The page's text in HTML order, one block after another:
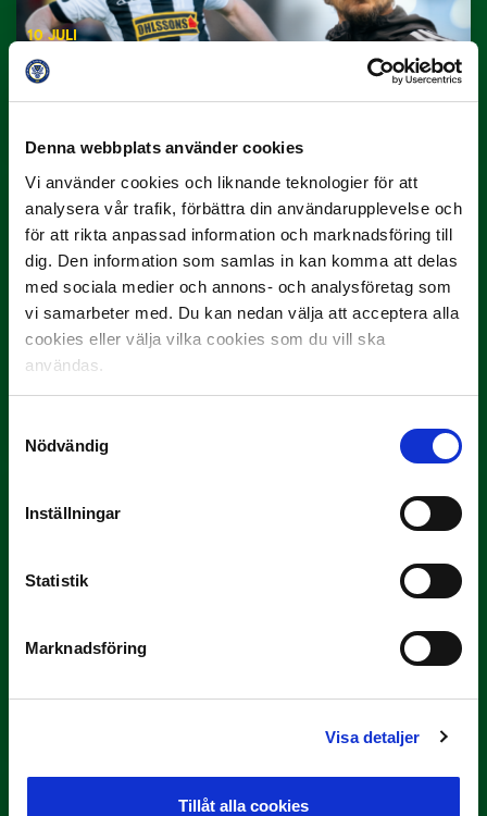
Denna webbplats använder cookies
Vi använder cookies och liknande teknologier för att
analysera vår trafik, förbättra din användarupplevelse och
för att rikta anpassad information och marknadsföring till
dig. Den information som samlas in kan komma att delas
med sociala medier och annons- och analysföretag som
vi samarbeter med. Du kan nedan välja att acceptera alla
cookies eller välja vilka cookies som du vill ska
användas.
Nödvändig
Inställningar
Statistik
Marknadsföring
Visa detaljer
Tillåt alla cookies
10 JULI
Dubbla Landskrona-priser när juni
summeras
9 JULI
Han gjorde Månadens Mål i juni: ”En
projektil”